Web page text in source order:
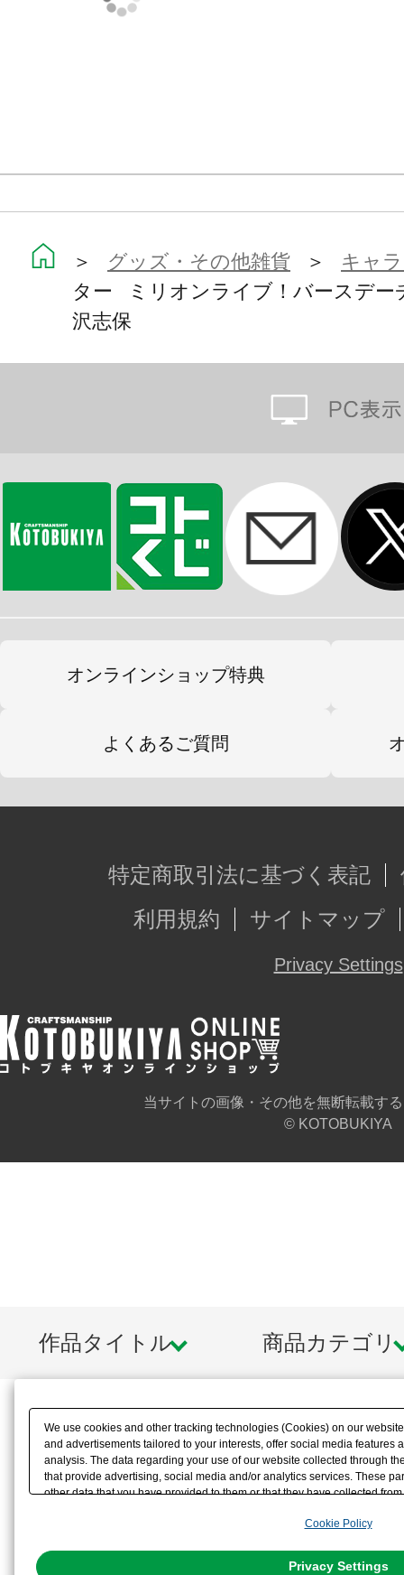
＞ グッズ・その他雑貨 ＞ キャ
ター ミリオンライブ！バースデ
沢志保
オンラインショップ特典
よくあるご質問
特定商取引法に基づく表記
利用規約
サイトマップ
Privacy Settings
当サイトの画像・その他を無断転載す
© KOTOBUKIYA
作品タイトル 商品カテゴリ
We use cookies and other tracking technologies (Cookies) on our
and advertisements tailored to your interests, offer social media features
analysis. The data regarding your use of our website collected through
that provide advertising, social media and/or analytics services. These
other data that you have provided to them or that they have collected
the use of all Cookies except for Strictly Necessary Cookies, please
You can change your consent or rejection settings at any time via
Cookie Policy
Privacy Settings